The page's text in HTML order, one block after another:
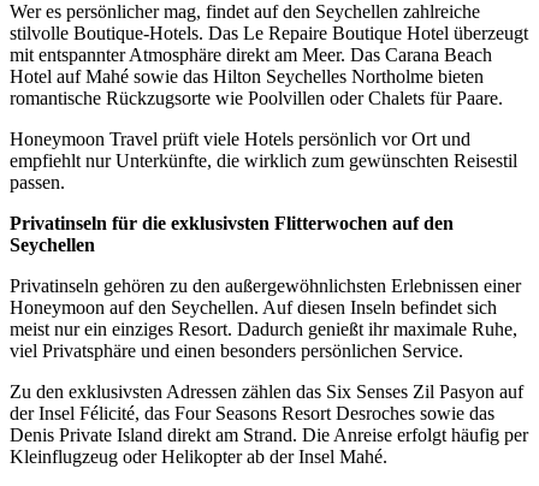
Wer es persönlicher mag, findet auf den Seychellen zahlreiche
stilvolle Boutique-Hotels. Das Le Repaire Boutique Hotel überzeugt
mit entspannter Atmosphäre direkt am Meer. Das Carana Beach
Hotel auf Mahé sowie das Hilton Seychelles Northolme bieten
romantische Rückzugsorte wie Poolvillen oder Chalets für Paare.
Honeymoon Travel prüft viele Hotels persönlich vor Ort und
empfiehlt nur Unterkünfte, die wirklich zum gewünschten Reisestil
passen.
Privatinseln für die exklusivsten Flitterwochen auf den
Seychellen
Privatinseln gehören zu den außergewöhnlichsten Erlebnissen einer
Honeymoon auf den Seychellen. Auf diesen Inseln befindet sich
meist nur ein einziges Resort. Dadurch genießt ihr maximale Ruhe,
viel Privatsphäre und einen besonders persönlichen Service.
Zu den exklusivsten Adressen zählen das Six Senses Zil Pasyon auf
der Insel Félicité, das Four Seasons Resort Desroches sowie das
Denis Private Island direkt am Strand. Die Anreise erfolgt häufig per
Kleinflugzeug oder Helikopter ab der Insel Mahé.